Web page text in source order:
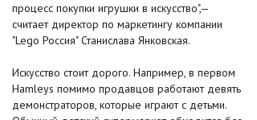
процесс покупки игрушки в искусство",—
считает директор по маркетингу компании
"Lego Россия" Станислава Янковская.
Искусство стоит дорого. Например, в первом
Hamleys помимо продавцов работают девять
демонстраторов, которые играют с детьми.